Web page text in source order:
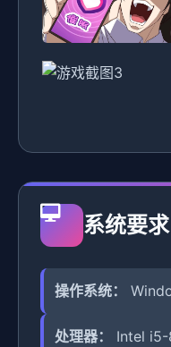
系统要求
操作系统：
处理器：
Intel